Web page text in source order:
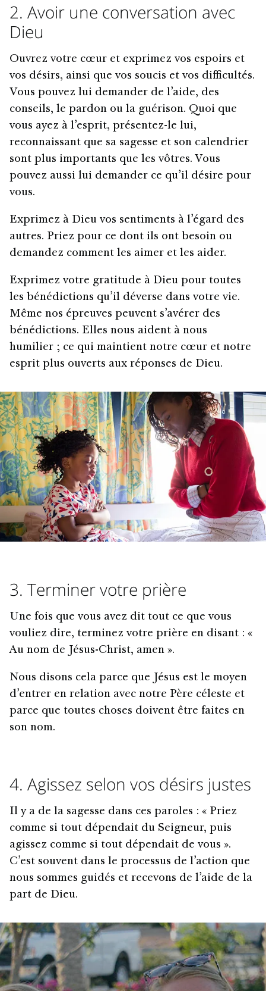
2. Avoir une conversation avec
Dieu
Ouvrez votre cœur et exprimez vos espoirs et
vos désirs, ainsi que vos soucis et vos difficultés.
Vous pouvez lui demander de l’aide, des
conseils, le pardon ou la guérison. Quoi que
vous ayez à l’esprit, présentez-le lui,
reconnaissant que sa sagesse et son calendrier
sont plus importants que les vôtres. Vous
pouvez aussi lui demander ce qu’il désire pour
vous.
Exprimez à Dieu vos sentiments à l’égard des
autres. Priez pour ce dont ils ont besoin ou
demandez comment les aimer et les aider.
Exprimez votre gratitude à Dieu pour toutes
les bénédictions qu’il déverse dans votre vie.
Même nos épreuves peuvent s’avérer des
bénédictions. Elles nous aident à nous
humilier ; ce qui maintient notre cœur et notre
esprit plus ouverts aux réponses de Dieu.
3. Terminer votre prière
Une fois que vous avez dit tout ce que vous
vouliez dire, terminez votre prière en disant : «
Au nom de Jésus-Christ, amen ».
Nous disons cela parce que Jésus est le moyen
d’entrer en relation avec notre Père céleste et
parce que toutes choses doivent être faites en
son nom.
4. Agissez selon vos désirs justes
Il y a de la sagesse dans ces paroles : « Priez
comme si tout dépendait du Seigneur, puis
agissez comme si tout dépendait de vous ».
C’est souvent dans le processus de l’action que
nous sommes guidés et recevons de l’aide de la
part de Dieu.